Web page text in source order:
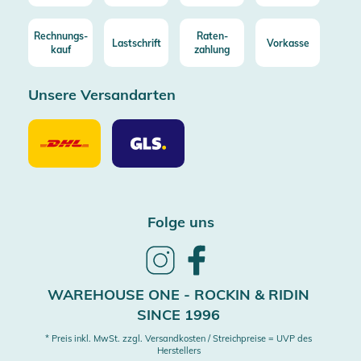
Rechnungs-
kauf
Lastschrift
Raten-
zahlung
Vorkasse
Unsere Versandarten
Unsere
Versandarten
DHL
Unsere
Versandarten
GLS
Folge uns
Follow
InstagramFacebook
WAREHOUSE ONE - ROCKIN & RIDIN
SINCE 1996
* Preis inkl. MwSt. zzgl. Versandkosten / Streichpreise = UVP des
Herstellers